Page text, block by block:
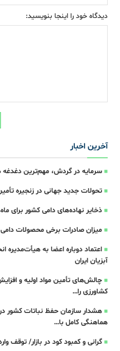
دیدگاه خود را اینجا بنویسید:
آخرین اخبار
سرمایه در گردش، مهم‌ترین دغدغه
تحولات جدید جهانی در زنجیره
ذخایر نهاده‌های دامی کشور برای
میزان صادرات برخی محصولات دامی حدود ۲ برابر
اعتماد دوباره اعضا به هیأت‌مدیره
آبزیان ایران
چالش‌های تأمین مواد اولیه و
کشاورزی را…
هشدار سازمان حفظ نباتات کشور
هماهنگی کامل با…
گرانی و کمبود کود در بازار/ توقف واردات در ۳